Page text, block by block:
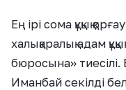
Ең ірі сома құқық
халықаралық адам
бюросына»
Иманбай секілді